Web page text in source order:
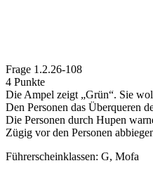
Frage 1.2.26-108
4 Punkte
Die Ampel zeigt „Grün“. Sie
Den Personen das Überqueren
Die Personen durch Hupen
Zügig vor den Personen
Führerscheinklassen: G, Mofa